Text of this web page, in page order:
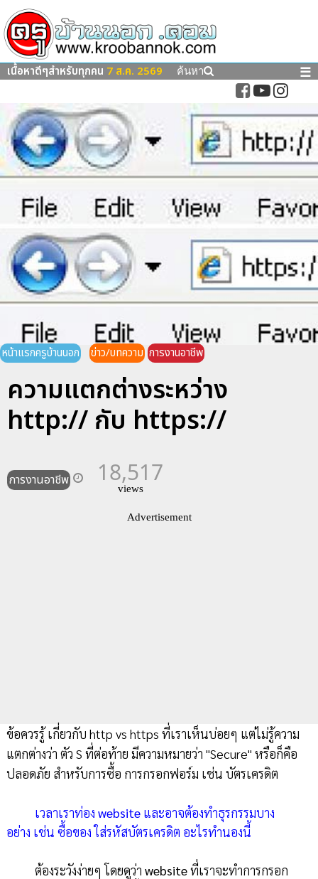
เนื้อหาดีๆสำหรับทุกคน 7 ส.ค. 2569 ค้นหา ☰
หน้าแรกครูบ้านนอก ข่าว/บทความ การงานอาชีพ
ความแตกต่างระหว่าง
http:// กับ https://
การงานอาชีพ 18,517
views
Advertisement
ข้อควรรู้ เกี่ยวกับ http vs https ที่เราเห็นบ่อยๆ แต่ไม่รู้ความ
แตกต่างว่า ตัว S ที่ต่อท้าย มีความหมายว่า "Secure" หรือก็คือ
ปลอดภัย สำหรับการซื้อ การกรอกฟอร์ม เช่น บัตรเครดิต
เวลาเราท่อง websiteและอาจต้องทำธุรกรรมบาง
อย่าง เช่น ซื้อของ ใส่รหัสบัตรเครดิต อะไรทำนองนี้
ต้องระวังง่ายๆ โดยดูว่า websiteที่เราจะทำการกรอก